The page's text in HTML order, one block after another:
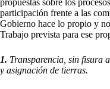
participación frente a las
Gobierno hace lo propio y
Trabajo prevista para ese
1. Transparencia, sin fisura
y asignación de tierras.